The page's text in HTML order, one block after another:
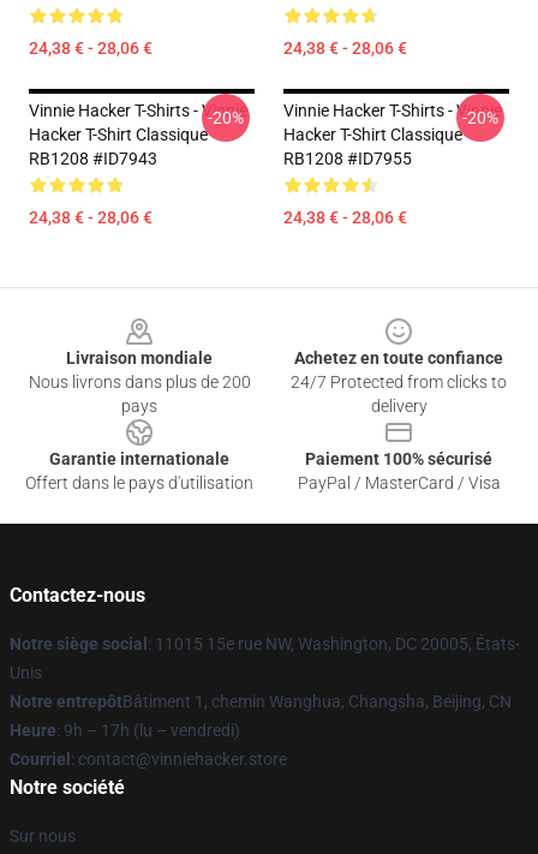
24,38 € - 28,06 € 24,38 € - 28,06 €
Vinnie Hacker T-Shirts - Vinnie
Hacker T-Shirt Classique
RB1208 #ID7943
24,38 € - 28,06 €
-20%
Vinnie Hacker T-Shirts - Vinnie
Hacker T-Shirt Classique
RB1208 #ID7955
24,38 € - 28,06 €
-20%
Livraison mondiale
Nous livrons dans plus de 200
pays
Achetez en toute confiance
24/7 Protected from clicks to
delivery
Garantie internationale
Offert dans le pays d'utilisation
Paiement 100% sécurisé
PayPal / MasterCard / Visa
Contactez-nous
Notre siège social : 11015 15e rue NW, Washington, DC 20005, États-
Unis
Notre entrepôtBâtiment 1, chemin Wanghua, Changsha, Beijing, CN
Heure: 9h – 17h (lu – vendredi)
Courriel : contact@vinniehacker.store
Notre société
Sur nous